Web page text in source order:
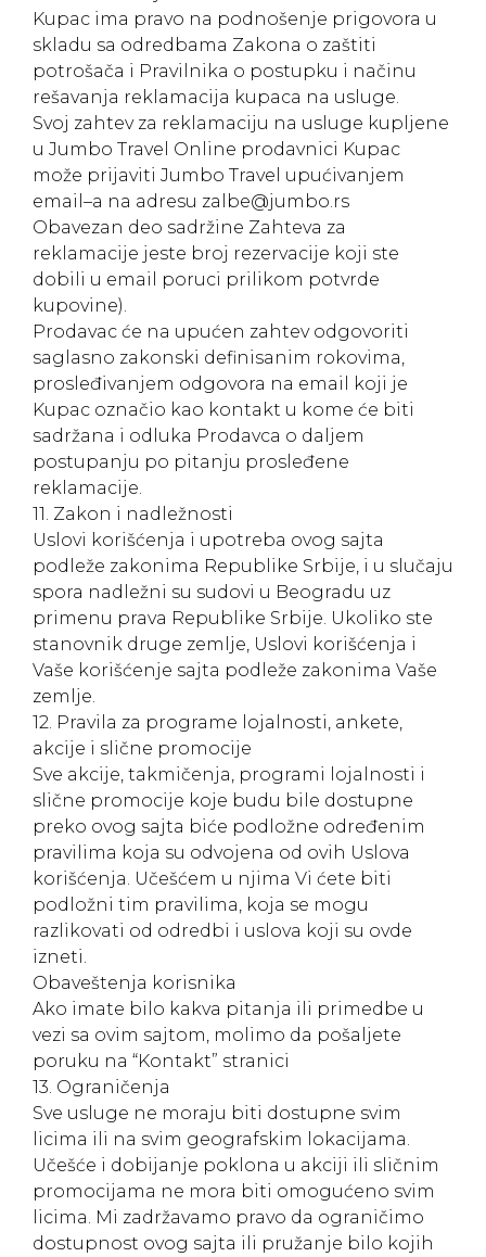
Kupac ima pravo na podnošenje prigovora u
skladu sa odredbama Zakona o zaštiti
potrošača i Pravilnika o postupku i načinu
rešavanja reklamacija kupaca na usluge.
Svoj zahtev za reklamaciju na usluge kupljene
u Jumbo Travel Online prodavnici Kupac
može prijaviti Jumbo Travel upućivanjem
email–a na adresu zalbe@jumbo.rs
Obavezan deo sadržine Zahteva za
reklamacije jeste broj rezervacije koji ste
dobili u email poruci prilikom potvrde
kupovine).
Prodavac će na upućen zahtev odgovoriti
saglasno zakonski definisanim rokovima,
prosleđivanjem odgovora na email koji je
Kupac označio kao kontakt u kome će biti
sadržana i odluka Prodavca o daljem
postupanju po pitanju prosleđene
reklamacije.
11. Zakon i nadležnosti
Uslovi korišćenja i upotreba ovog sajta
podleže zakonima Republike Srbije, i u slučaju
spora nadležni su sudovi u Beogradu uz
primenu prava Republike Srbije. Ukoliko ste
stanovnik druge zemlje, Uslovi korišćenja i
Vaše korišćenje sajta podleže zakonima Vaše
zemlje.
12. Pravila za programe lojalnosti, ankete,
akcije i slične promocije
Sve akcije, takmičenja, programi lojalnosti i
slične promocije koje budu bile dostupne
preko ovog sajta biće podložne određenim
pravilima koja su odvojena od ovih Uslova
korišćenja. Učešćem u njima Vi ćete biti
podložni tim pravilima, koja se mogu
razlikovati od odredbi i uslova koji su ovde
izneti.
Obaveštenja korisnika
Ako imate bilo kakva pitanja ili primedbe u
vezi sa ovim sajtom, molimo da pošaljete
poruku na “Kontakt” stranici
13. Ograničenja
Sve usluge ne moraju biti dostupne svim
licima ili na svim geografskim lokacijama.
Učešće i dobijanje poklona u akciji ili sličnim
promocijama ne mora biti omogućeno svim
licima. Mi zadržavamo pravo da ograničimo
dostupnost ovog sajta ili pružanje bilo kojih